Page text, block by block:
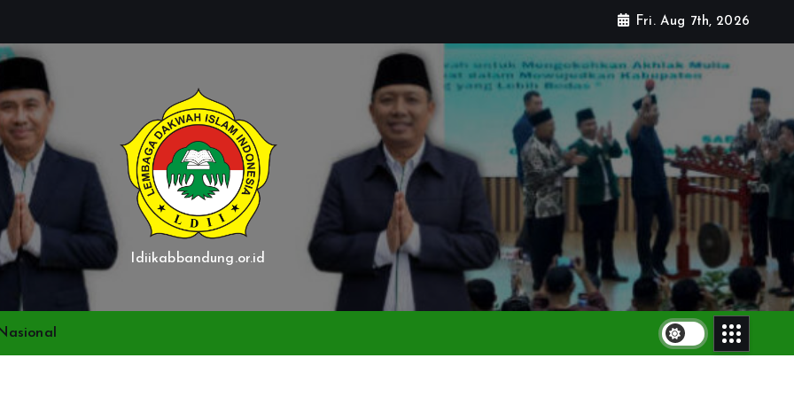
Fri. Aug 7th, 2026
ldiikabbandung.or.id
Nasional